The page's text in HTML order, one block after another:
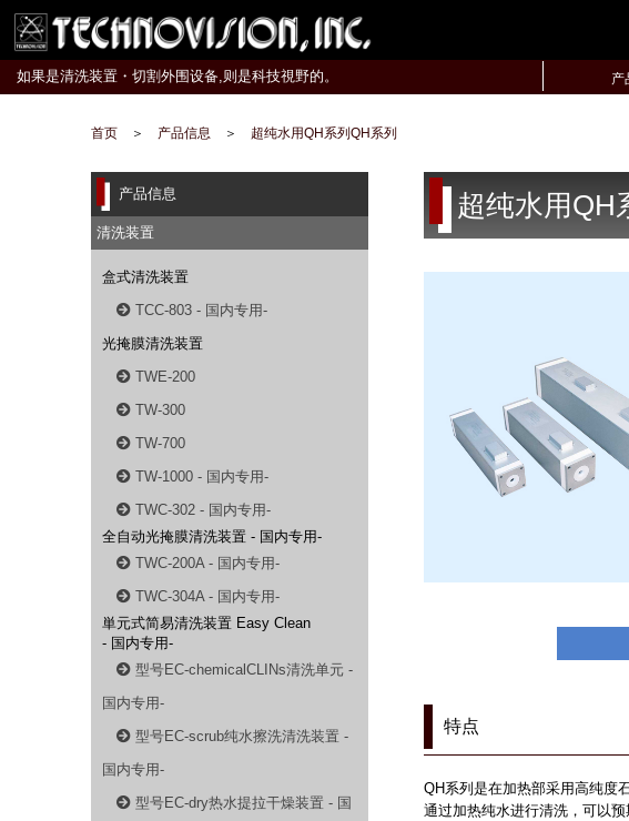
如果是清洗装置・切割外围设备,则是科技視野的。 产
首页 ＞ 产品信息 ＞ 超纯水用QH系列QH系列
超纯水用QH
特点
QH系列是在加热部采用高纯度
通过加热纯水进行清洗，可以
产品信息
清洗装置
盒式清洗装置
TCC-803 - 国内专用-
光掩膜清洗装置
TWE-200
TW-300
TW-700
TW-1000 - 国内专用-
TWC-302 - 国内专用-
全自动光掩膜清洗装置 - 国内专用-
TWC-200A - 国内专用-
TWC-304A - 国内专用-
単元式简易清洗装置 Easy Clean
- 国内专用-
型号EC-chemicalCLINs清洗单元 -
国内专用-
型号EC-scrub纯水擦洗清洗装置 -
国内专用-
型号EC-dry热水提拉干燥装置 - 国